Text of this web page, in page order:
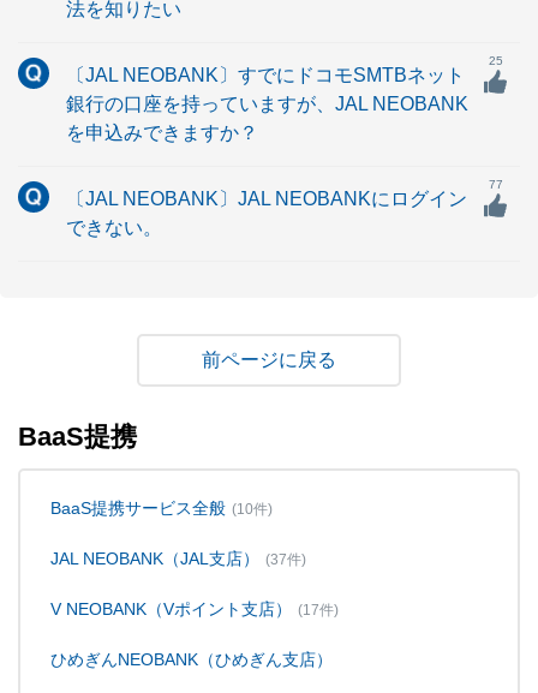
法を知りたい
〔JAL NEOBANK〕すでにドコモSMTBネット
銀行の口座を持っていますが、JAL NEOBANK
を申込みできますか？
25
〔JAL NEOBANK〕JAL NEOBANKにログイン
できない。
77
戻る
BaaS提携
BaaS提携サービス全般 (10件)
JAL NEOBANK（JAL支店） (37件)
V NEOBANK（Vポイント支店） (17件)
ひめぎんNEOBANK（ひめぎん支店）